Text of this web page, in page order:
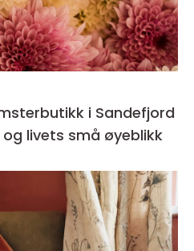
i Sandefjord
livets små øyeblikk